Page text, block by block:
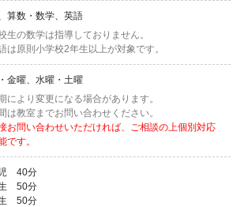
算数・数学、英語
生の数学は指導しておりません。
は原則小学校2年生以上が対象です。
金曜、水曜・土曜
により変更になる場合があります。
は教室までお問い合わせください。
お問い合わせいただければ、ご相談の上個別対応
です。
40分
50分
50分